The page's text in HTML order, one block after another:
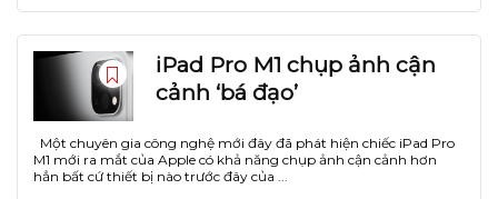
iPad Pro M1 chụp ảnh cận
cảnh ‘bá đạo’
Một chuyên gia công nghệ mới đây đã phát hiện chiếc iPad Pro
M1 mới ra mắt của Apple có khả năng chụp ảnh cận cảnh hơn
hẳn bất cứ thiết bị nào trước đây của ...